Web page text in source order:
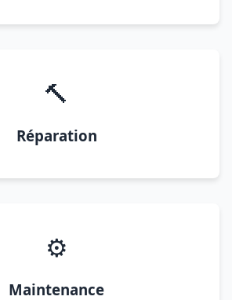
🔨
Réparation
⚙️
Maintenance